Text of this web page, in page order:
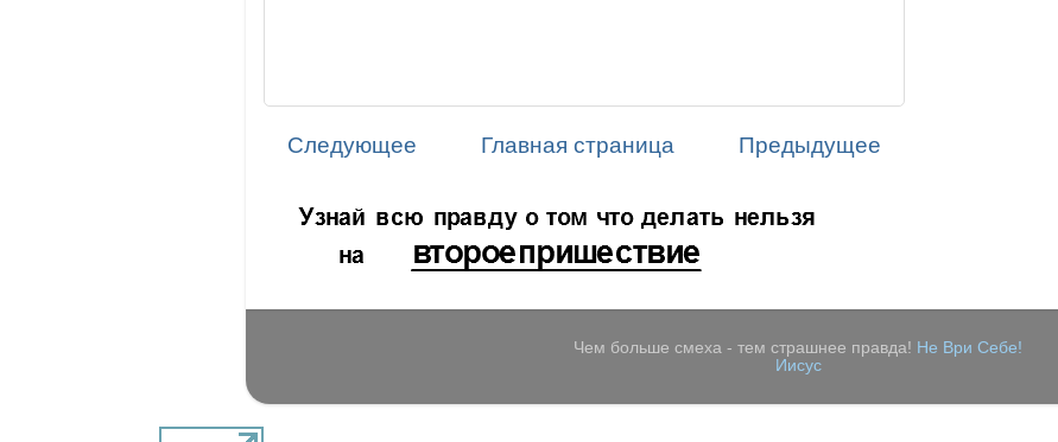
Следующее Предыдущее
Главная страница
Чем больше смеха - тем страшнее правда! Не Ври Себе!
Иисус